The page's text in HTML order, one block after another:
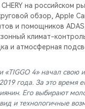
на российском
обзор, Apple
и помощников
климат-
и атмосферная
«TIGGO 4» начал свою
года. За это время
Его выбирают
и технологичные